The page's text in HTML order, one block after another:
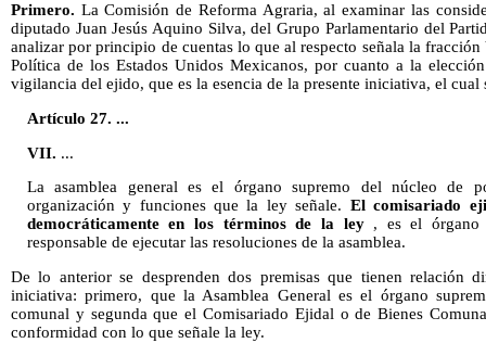
Primero. La Comisión de Reforma Agraria, al examinar las
diputado Juan Jesús Aquino Silva, del Grupo Parlamentario del
analizar por principio de cuentas lo que al respecto señala la
Política de los Estados Unidos Mexicanos, por cuanto a la
vigilancia del ejido, que es la esencia de la presente iniciativa, el cual
Artículo 27. ...
VII. ...
La asamblea general es el órgano supremo del núcleo de
organización y funciones que la ley señale. El comisariado
democráticamente en los términos de la ley, es el órgano
responsable de ejecutar las resoluciones de la asamblea.
De lo anterior se desprenden dos premisas que tienen relación
iniciativa: primero, que la Asamblea General es el órgano
comunal y segunda que el Comisariado Ejidal o de Bienes
conformidad con lo que señale la ley.